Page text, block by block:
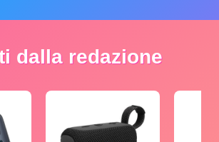
dalla redazione